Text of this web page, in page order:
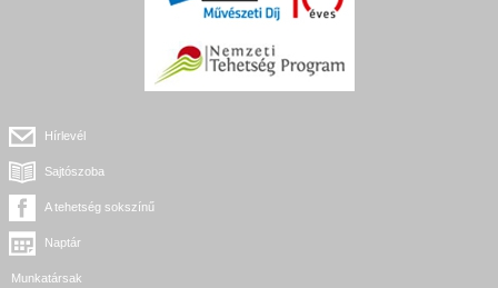
Hírlevél
Sajtószoba
A tehetség sokszínű
Naptár
Munkatársak